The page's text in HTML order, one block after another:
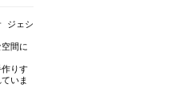
ジェシ
間に
りす
いま